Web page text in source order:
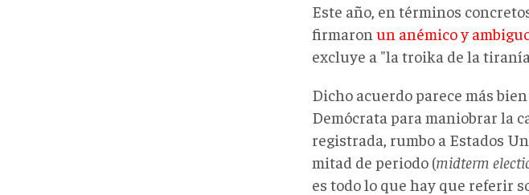
Este año, en términos
firmaron un anémico y
excluye a "la troika de la
Dicho acuerdo parece más
Demócrata para maniobrar la
registrada, rumbo a Estados
mitad de periodo (midterm
es todo lo que hay que referir